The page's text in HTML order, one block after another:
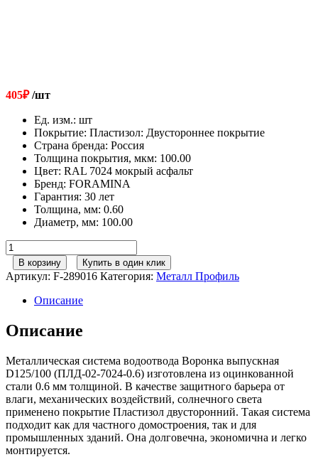
405₽/шт
Ед. изм.: шт
Покрытие: Пластизол: Двустороннее покрытие
Страна бренда: Россия
Толщина покрытия, мкм: 100.00
Цвет: RAL 7024 мокрый асфальт
Бренд: FORAMINA
Гарантия: 30 лет
Толщина, мм: 0.60
Диаметр, мм: 100.00
Количество
товара
125/100
МП
Престиж
Воронка
выпускная
RAL7024
графит
В корзину Купить в один клик
Артикул: F-289016 Категория: Металл Профиль
Описание
Описание
Металлическая система водоотвода Воронка выпускная
D125/100 (ПЛД-02-7024-0.6) изготовлена из оцинкованной
стали 0.6 мм толщиной. В качестве защитного барьера от
влаги, механических воздействий, солнечного света
применено покрытие Пластизол двусторонний. Такая система
подходит как для частного домостроения, так и для
промышленных зданий. Она долговечна, экономична и легко
монтируется.